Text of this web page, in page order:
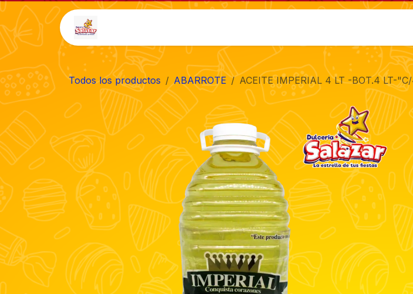
Ir al contenido
Todos los productos ABARROTE ACEITE IMPERIAL 4 LT -BOT.4 LT-